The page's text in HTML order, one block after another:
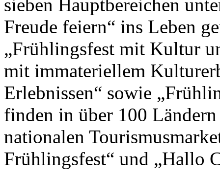
sieben Hauptbereichen
Freude feiern“ ins Leben
„Frühlingsfest mit Kultur
mit immateriellem
Erlebnissen“ sowie
finden in über 100
nationalen
Frühlingsfest“ und „Hallo